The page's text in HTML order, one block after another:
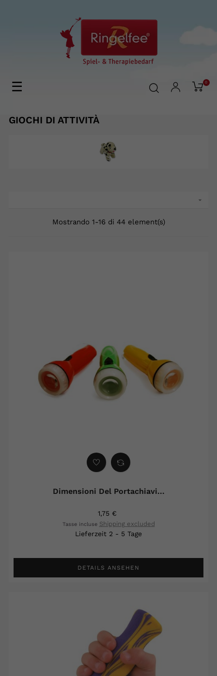
navigazione
☰ 0
GIOCHI DI ATTIVITÀ

Mostrando 1-16 di 44 element(s)
Dimensioni Del Portachiavi...
1,75 €
Tasse incluse Shipping excluded
Lieferzeit 2 - 5 Tage
DETAILS ANSEHEN